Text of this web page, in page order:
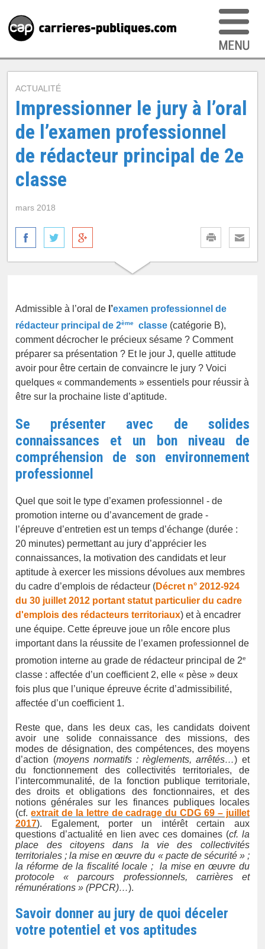
ACTUALITÉ
Impressionner le jury à l’oral
de l’examen professionnel
de rédacteur principal de 2e
classe
mars 2018
Admissible à l’oral de l’examen professionnel de
rédacteur principal de 2ème classe (catégorie B),
comment décrocher le précieux sésame ? Comment
préparer sa présentation ? Et le jour J, quelle attitude
avoir pour être certain de convaincre le jury ? Voici
quelques « commandements » essentiels pour réussir à
être sur la prochaine liste d’aptitude.
Se présenter avec de solides
connaissances et un bon niveau de
compréhension de son environnement
professionnel
Quel que soit le type d’examen professionnel - de
promotion interne ou d’avancement de grade -
l’épreuve d’entretien est un temps d’échange (durée :
20 minutes) permettant au jury d’apprécier les
connaissances, la motivation des candidats et leur
aptitude à exercer les missions dévolues aux membres
du cadre d’emplois de rédacteur (Décret n° 2012-924
du 30 juillet 2012 portant statut particulier du cadre
d'emplois des rédacteurs territoriaux) et à encadrer
une équipe. Cette épreuve joue un rôle encore plus
important dans la réussite de l’examen professionnel de
promotion interne au grade de rédacteur principal de 2e
classe : affectée d’un coefficient 2, elle « pèse » deux
fois plus que l’unique épreuve écrite d’admissibilité,
affectée d’un coefficient 1.
Reste que, dans les deux cas, les candidats doivent
avoir une solide connaissance des missions, des
modes de désignation, des compétences, des moyens
d’action (moyens normatifs : règlements, arrêtés…) et
du fonctionnement des collectivités territoriales, de
l’intercommunalité, de la fonction publique territoriale,
des droits et obligations des fonctionnaires, et des
notions générales sur les finances publiques locales
(cf.extrait de la lettre de cadrage du CDG 69 – juillet
2017). Egalement, porter un intérêt certain aux
questions d’actualité en lien avec ces domaines (cf. la
place des citoyens dans la vie des collectivités
territoriales ; la mise en œuvre du « pacte de sécurité » ;
la réforme de la fiscalité locale ;
la mise en œuvre du
protocole « parcours professionnels, carrières et
rémunérations » (PPCR)…).
Savoir donner au jury de quoi déceler
votre potentiel et vos aptitudes